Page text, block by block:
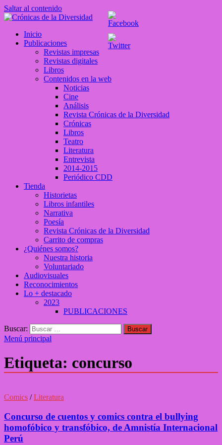
Saltar al contenido
Crónicas de la Diversidad
Plataforma de comunicaciones sobre temas de cultura LGTB+
Inicio
Publicaciones
Revistas impresas
Revistas digitales
Libros
Contenidos en la web
Noticias
Cine
Análisis
Revista Crónicas de la Diversidad
Crónicas
Libros
Teatro
Literatura
Entrevista
2014-2015
Periódico CDD
Tienda
Historietas
Libros infantiles
Narrativa
Poesía
Revista Crónicas de la Diversidad
Carrito de compras
¿Quiénes somos?
Nuestra historia
Voluntariado
Audiovisuales
Reconocimientos
Lo + destacado
2023
PUBLICACIONES
Buscar:
Menú principal
Etiqueta: concurso
Comics /Literatura
Concurso de cuentos y comics contra el bullying
homofóbico y transfóbico, de Amnistía Internacional
Perú